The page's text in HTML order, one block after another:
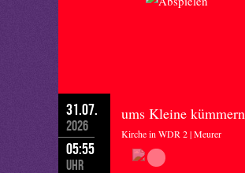
31.07.
2026
05:55
Uhr
ums Kleine kümmern
Kirche in WDR 2 | Meurer